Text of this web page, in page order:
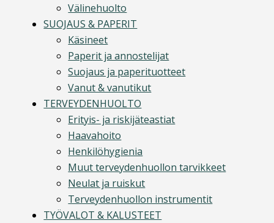
Välinehuolto
SUOJAUS & PAPERIT
Käsineet
Paperit ja annostelijat
Suojaus ja paperituotteet
Vanut & vanutikut
TERVEYDENHUOLTO
Erityis- ja riskijäteastiat
Haavahoito
Henkilöhygienia
Muut terveydenhuollon tarvikkeet
Neulat ja ruiskut
Terveydenhuollon instrumentit
TYÖVALOT & KALUSTEET